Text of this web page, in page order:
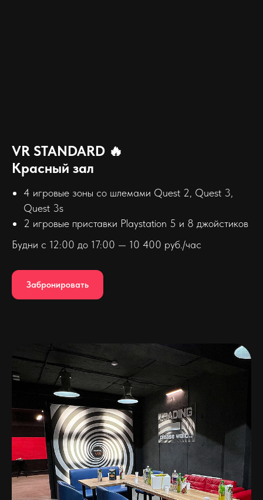
VR STANDARD 🔥
Красный зал
4 игровые зоны со шлемами Quest 2, Quest 3,
Quest 3s
2 игровые приставки Playstation 5 и 8 джойстиков
Будни с 12:00 до 17:00 — 10 400 руб./час
Забронировать